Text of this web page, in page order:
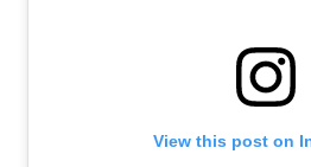
View this post on